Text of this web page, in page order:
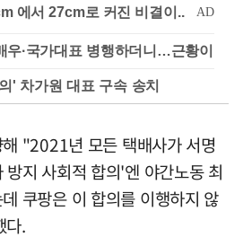
우·국가대표 병행하더니…근황이
' 차가원 대표 구속 송치
"2021년 모든 택배사가 서명
지 사회적 합의'엔 야간노동 최
쿠팡은 이 합의를 이행하지 않
다.